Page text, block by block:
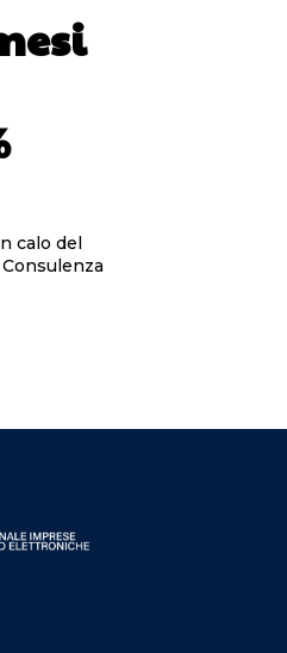
calo del